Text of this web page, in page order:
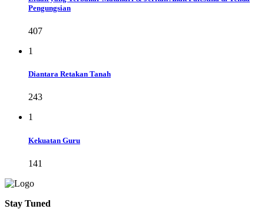
Pengungsian
407
1
Diantara Retakan Tanah
243
1
Kekuatan Guru
141
Stay Tuned